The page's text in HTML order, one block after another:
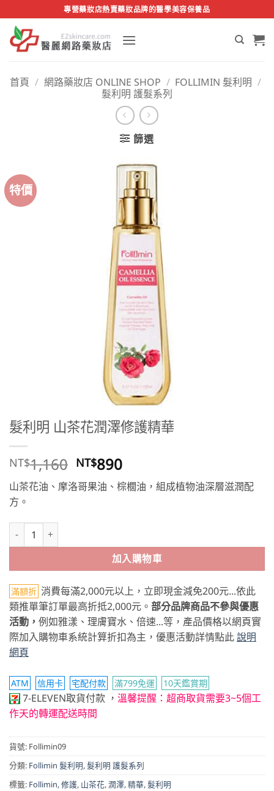
to
content
專營藥妝店熱賣藥妝品牌的醫學美容保養品
首頁 / 網路藥妝店 ONLINE SHOP / FOLLIMIN 髮利明 /
髮利明 護髮系列
篩選
特價
髮利明 山茶花潤澤修護精華
NT$1,160 原
始
價
NT$890目
前
價
山茶花油、摩洛哥果油、棕櫚油，組成植物油深層滋潤配
方。
髮利明 山茶花潤澤修護精華 數量
加入購物車
滿額折 消費每滿2,000元以上，立即現金減免200元...依此
類推單筆訂單最高折抵2,000元。 部分品牌商品不參與優惠
活動， 例如雅漾、理膚寶水、倍速...等，產品價格以網頁實
際加入購物車系統計算折扣為主，優惠活動詳情點此說明
網頁
ATM 信用卡 宅配付款 滿799免運 10天鑑賞期
7-ELEVEN取貨付款 ， 溫馨提醒：超商取貨需要3~5個工
作天的轉運配送時間
貨號: Follimin09
分類: Follimin 髮利明,髮利明 護髮系列
標籤: Follimin,修護, 山茶花,潤澤,精華,髮利明